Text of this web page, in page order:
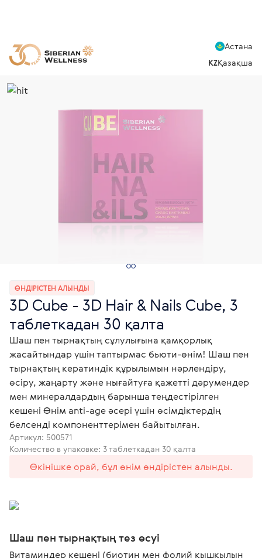
Астана
KZҚазақша
ӨНДІРІСТЕН АЛЫНДЫ
3D Cube - 3D Hair & Nails Cube, 3
таблеткадан 30 қалта
Шаш пен тырнақтың сұлулығына қамқорлық
жасайтындар үшін таптырмас бьюти-өнім! Шаш пен
тырнақтың кератиндік құрылымын нәрлендіру,
өсіру, жаңарту және нығайтуға қажетті дәрумендер
мен минералдардың барынша теңдестірілген
кешені Өнім anti-age әсері үшін өсімдіктердің
белсенді компоненттерімен байытылған.
Артикул: 500571
Количество в упаковке: 3 таблеткадан 30 қалта
Өкінішке орай, бұл өнім өндірістен алынды.
Шаш пен тырнақтың тез өсуі
Витаминдер кешені (биотин мен фолий қышқылын